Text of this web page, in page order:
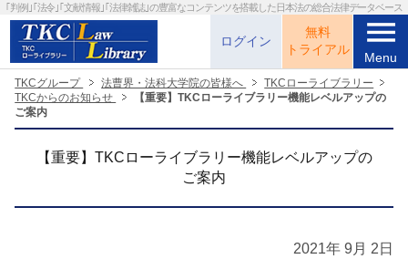
｢判例｣｢法令｣｢文献情報｣｢法律雑誌｣の豊富なコンテンツを搭載した日本法の総合法律データベース
ログイン
無料
トライアル
menu
Menu
TKCグループ 法曹界・法科大学院の皆様へ
TKCローライブラリー
TKCからのお知らせ
【重要】TKCローライブラリー機能レベルアップの
ご案内
【重要】TKCローライブラリー機能レベルアップの
ご案内
2021年 9月 2日